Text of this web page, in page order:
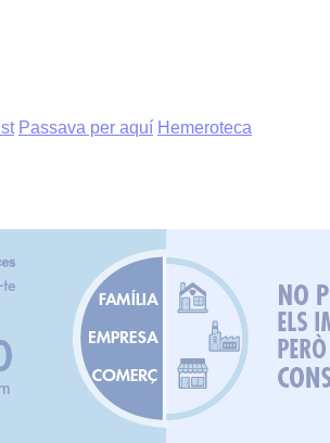
Passava per aquí Hemeroteca